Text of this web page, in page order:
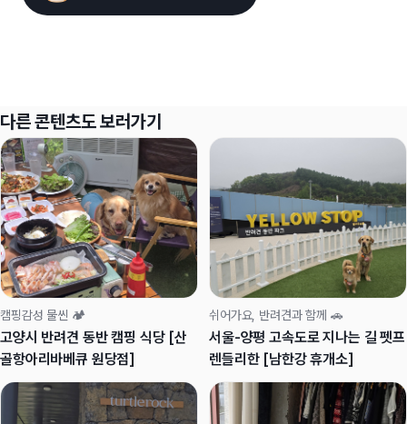
다른 콘텐츠도 보러가기
캠핑감성 물씬 🏕️
고양시 반려견 동반 캠핑 식당 [산
골항아리바베큐 원당점]
쉬어가요, 반려견과 함께 🚗
서울-양평 고속도로 지나는 길 펫프
렌들리한 [남한강 휴개소]